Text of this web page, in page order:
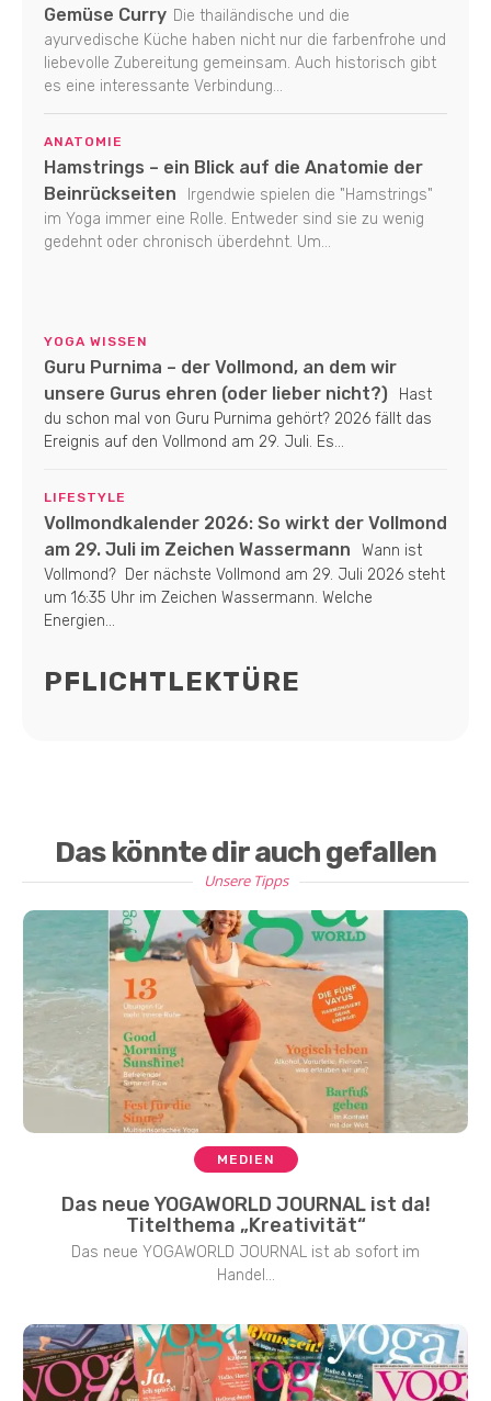
Gemüse Curry Die thailändische und die
ayurvedische Küche haben nicht nur die farbenfrohe und
liebevolle Zubereitung gemeinsam. Auch historisch gibt
es eine interessante Verbindung...
ANATOMIE
Hamstrings – ein Blick auf die Anatomie der
Beinrückseiten
Irgendwie spielen die "Hamstrings"
im Yoga immer eine Rolle. Entweder sind sie zu wenig
gedehnt oder chronisch überdehnt. Um...
YOGA WISSEN
Guru Purnima – der Vollmond, an dem wir
unsere Gurus ehren (oder lieber nicht?)
Hast
du schon mal von Guru Purnima gehört? 2026 fällt das
Ereignis auf den Vollmond am 29. Juli. Es...
LIFESTYLE
Vollmondkalender 2026: So wirkt der Vollmond
am 29. Juli im Zeichen Wassermann
Wann ist
Vollmond? Der nächste Vollmond am 29. Juli 2026 steht
um 16:35 Uhr im Zeichen Wassermann. Welche
Energien...
PFLICHTLEKTÜRE
Das könnte dir auch gefallen
Unsere Tipps
MEDIEN
Das neue YOGAWORLD JOURNAL ist da!
Titelthema „Kreativität“
Das neue YOGAWORLD JOURNAL ist ab sofort im
Handel...